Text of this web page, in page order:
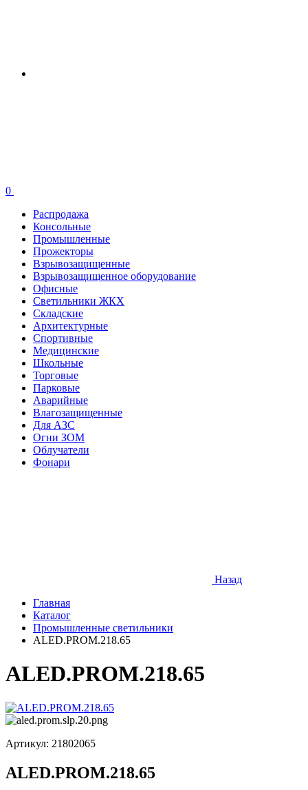
0
Распродажа
Консольные
Промышленные
Прожекторы
Взрывозащищенные
Взрывозащищенное оборудование
Офисные
Cветильники ЖКХ
Складские
Архитектурные
Спортивные
Медицинские
Школьные
Торговые
Парковые
Аварийные
Влагозащищенные
Для АЗС
Огни ЗОМ
Облучатели
Фонари
Назад
Главная
Каталог
Промышленные светильники
ALED.PROM.218.65
ALED.PROM.218.65
Артикул: 21802065
ALED.PROM.218.65